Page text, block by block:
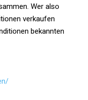
Wer also
verkaufen
bekannten